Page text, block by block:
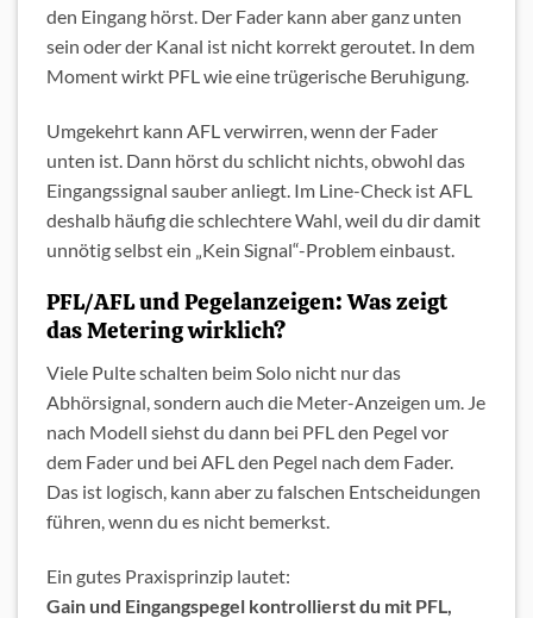
den Eingang hörst. Der Fader kann aber ganz unten
sein oder der Kanal ist nicht korrekt geroutet. In dem
Moment wirkt PFL wie eine trügerische Beruhigung.
Umgekehrt kann AFL verwirren, wenn der Fader
unten ist. Dann hörst du schlicht nichts, obwohl das
Eingangssignal sauber anliegt. Im Line-Check ist AFL
deshalb häufig die schlechtere Wahl, weil du dir damit
unnötig selbst ein „Kein Signal“-Problem einbaust.
PFL/AFL und Pegelanzeigen: Was zeigt
das Metering wirklich?
Viele Pulte schalten beim Solo nicht nur das
Abhörsignal, sondern auch die Meter-Anzeigen um. Je
nach Modell siehst du dann bei PFL den Pegel vor
dem Fader und bei AFL den Pegel nach dem Fader.
Das ist logisch, kann aber zu falschen Entscheidungen
führen, wenn du es nicht bemerkst.
Ein gutes Praxisprinzip lautet:
Gain und Eingangspegel kontrollierst du mit PFL,